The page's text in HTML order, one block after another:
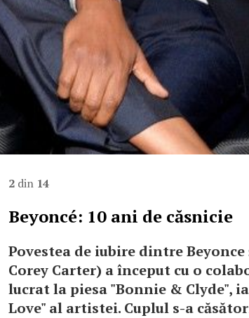
2 din 14
Beyoncé: 10 ani de căsnicie
Povestea de iubire dintre
Corey Carter) a început cu o
lucrat la piesa "Bonnie & Clyde",
Love" al artistei. Cuplul s-a